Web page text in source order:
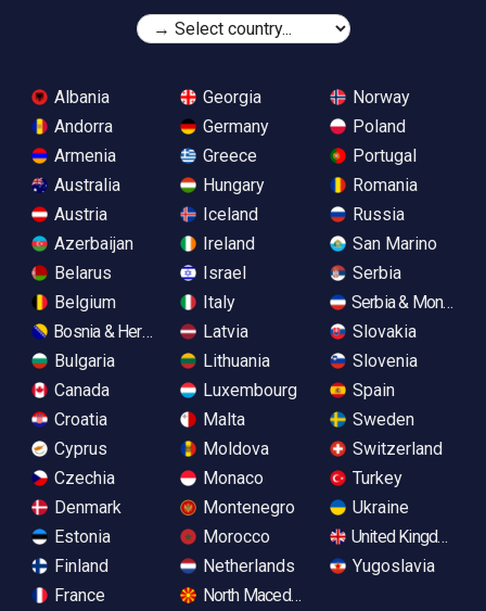
Albania
Andorra
Armenia
Australia
Austria
Azerbaijan
Belarus
Belgium
Bosnia & Herzegovina
Bulgaria
Canada
Croatia
Cyprus
Czechia
Denmark
Estonia
Finland
France
Georgia
Germany
Greece
Hungary
Iceland
Ireland
Israel
Italy
Latvia
Lithuania
Luxembourg
Malta
Moldova
Monaco
Montenegro
Morocco
Netherlands
North Macedonia
Norway
Poland
Portugal
Romania
Russia
San Marino
Serbia
Serbia &
Slovakia
Slovenia
Spain
Sweden
Switzerland
Turkey
Ukraine
United Kingdom
Yugoslavia